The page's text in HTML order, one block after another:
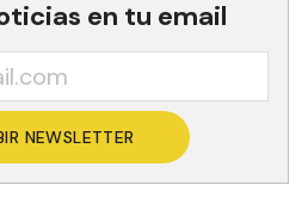
en tu email
NEWSLETTER